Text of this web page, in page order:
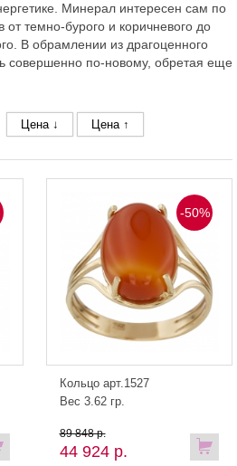
Минерал интересен сам по
темно-бурого и коричневого до
В обрамлении из драгоценного
совершенно по-новому, обретая еще
Цена ↓ Цена ↑
-50%
Кольцо арт.1527
Вес 3.62 гр.
44 924 р.
89 848 р.